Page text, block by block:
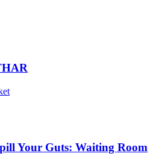
Your Guts: Waiting Room